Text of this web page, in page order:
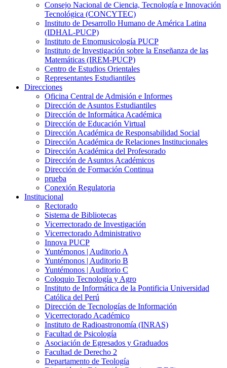
Consejo Nacional de Ciencia, Tecnología e Innovación
Tecnológica (CONCYTEC)
Instituto de Desarrollo Humano de América Latina
(IDHAL-PUCP)
Instituto de Etnomusicología PUCP
Instituto de Investigación sobre la Enseñanza de las
Matemáticas (IREM-PUCP)
Centro de Estudios Orientales
Representantes Estudiantiles
Direcciones
Oficina Central de Admisión e Informes
Dirección de Asuntos Estudiantiles
Dirección de Informática Académica
Dirección de Educación Virtual
Dirección Académica de Responsabilidad Social
Dirección Académica de Relaciones Institucionales
Dirección Académica del Profesorado
Dirección de Asuntos Académicos
Dirección de Formación Continua
prueba
Conexión Regulatoria
Institucional
Rectorado
Sistema de Bibliotecas
Vicerrectorado de Investigación
Vicerrectorado Administrativo
Innova PUCP
Yuntémonos | Auditorio A
Yuntémonos | Auditorio B
Yuntémonos | Auditorio C
Coloquio Tecnología y Agro
Instituto de Informática de la Pontificia Universidad
Católica del Perú
Dirección de Tecnologías de Información
Vicerrectorado Académico
Instituto de Radioastronomía (INRAS)
Facultad de Psicología
Asociación de Egresados y Graduados
Facultad de Derecho 2
Departamento de Teología